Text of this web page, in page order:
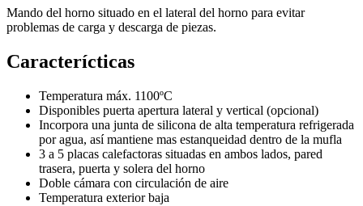
Mando del horno situado en el lateral del horno para evitar
problemas de carga y descarga de piezas.
Caracterícticas
Temperatura máx. 1100ºC
Disponibles puerta apertura lateral y vertical (opcional)
Incorpora una junta de silicona de alta temperatura refrigerada
por agua, así mantiene mas estanqueidad dentro de la mufla
3 a 5 placas calefactoras situadas en ambos lados, pared
trasera, puerta y solera del horno
Doble cámara con circulación de aire
Temperatura exterior baja